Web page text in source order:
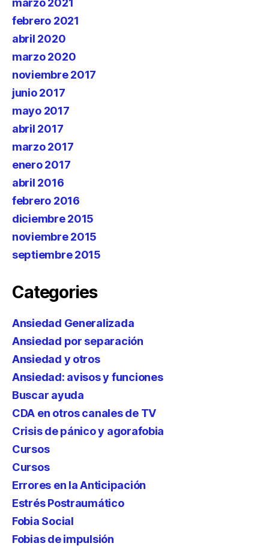
marzo 2021
febrero 2021
abril 2020
marzo 2020
noviembre 2017
junio 2017
mayo 2017
abril 2017
marzo 2017
enero 2017
abril 2016
febrero 2016
diciembre 2015
noviembre 2015
septiembre 2015
Categories
Ansiedad Generalizada
Ansiedad por separación
Ansiedad y otros
Ansiedad: avisos y funciones
Buscar ayuda
CDA en otros canales de TV
Crisis de pánico y agorafobia
Cursos
Cursos
Errores en la Anticipación
Estrés Postraumático
Fobia Social
Fobias de impulsión